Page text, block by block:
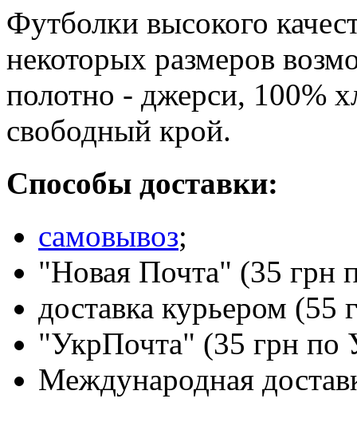
Футболки высокого
некоторых размеров
полотно - джерси, 100%
свободный крой.
Способы доставки:
самовывоз;
"Новая Почта" (35 грн
доставка курьером (55
"УкрПочта" (35 грн по
Международная